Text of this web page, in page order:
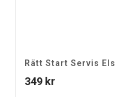
Rätt Start Servis
349 kr